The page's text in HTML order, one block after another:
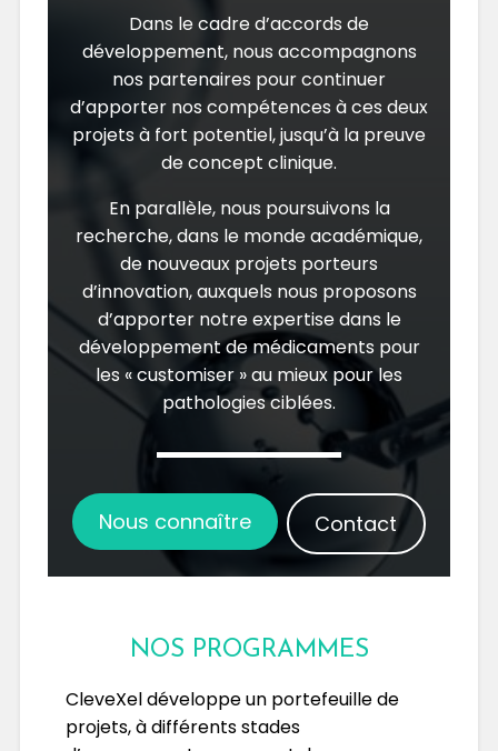
Dans le cadre d’accords de
développement, nous accompagnons
nos partenaires pour continuer
d’apporter nos compétences à ces deux
projets à fort potentiel, jusqu’à la preuve
de concept clinique.
En parallèle, nous poursuivons la
recherche, dans le monde académique,
de nouveaux projets porteurs
d’innovation, auxquels nous proposons
d’apporter notre expertise dans le
développement de médicaments pour
les « customiser » au mieux pour les
pathologies ciblées.
Nous connaître Contact
NOS PROGRAMMES
CleveXel développe un portefeuille de
projets, à différents stades